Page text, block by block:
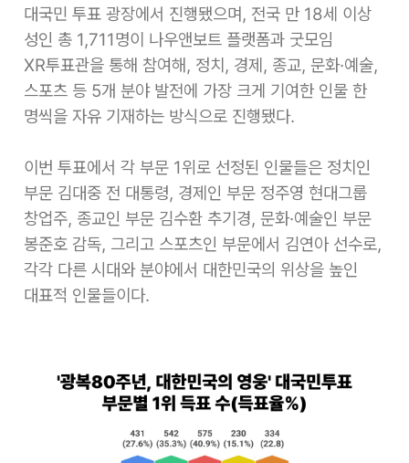
대국민 투표 광장에서 진행됐으며, 전국 만 18세 이상
성인 총 1,711명이 나우앤보트 플랫폼과 굿모임
XR투표관을 통해 참여해, 정치, 경제, 종교, 문화·예술,
스포츠 등 5개 분야 발전에 가장 크게 기여한 인물 한
명씩을 자유 기재하는 방식으로 진행됐다.
이번 투표에서 각 부문 1위로 선정된 인물들은 정치인
부문 김대중 전 대통령, 경제인 부문 정주영 현대그룹
창업주, 종교인 부문 김수환 추기경, 문화·예술인 부문
봉준호 감독, 그리고 스포츠인 부문에서 김연아 선수로,
각각 다른 시대와 분야에서 대한민국의 위상을 높인
대표적 인물들이다.